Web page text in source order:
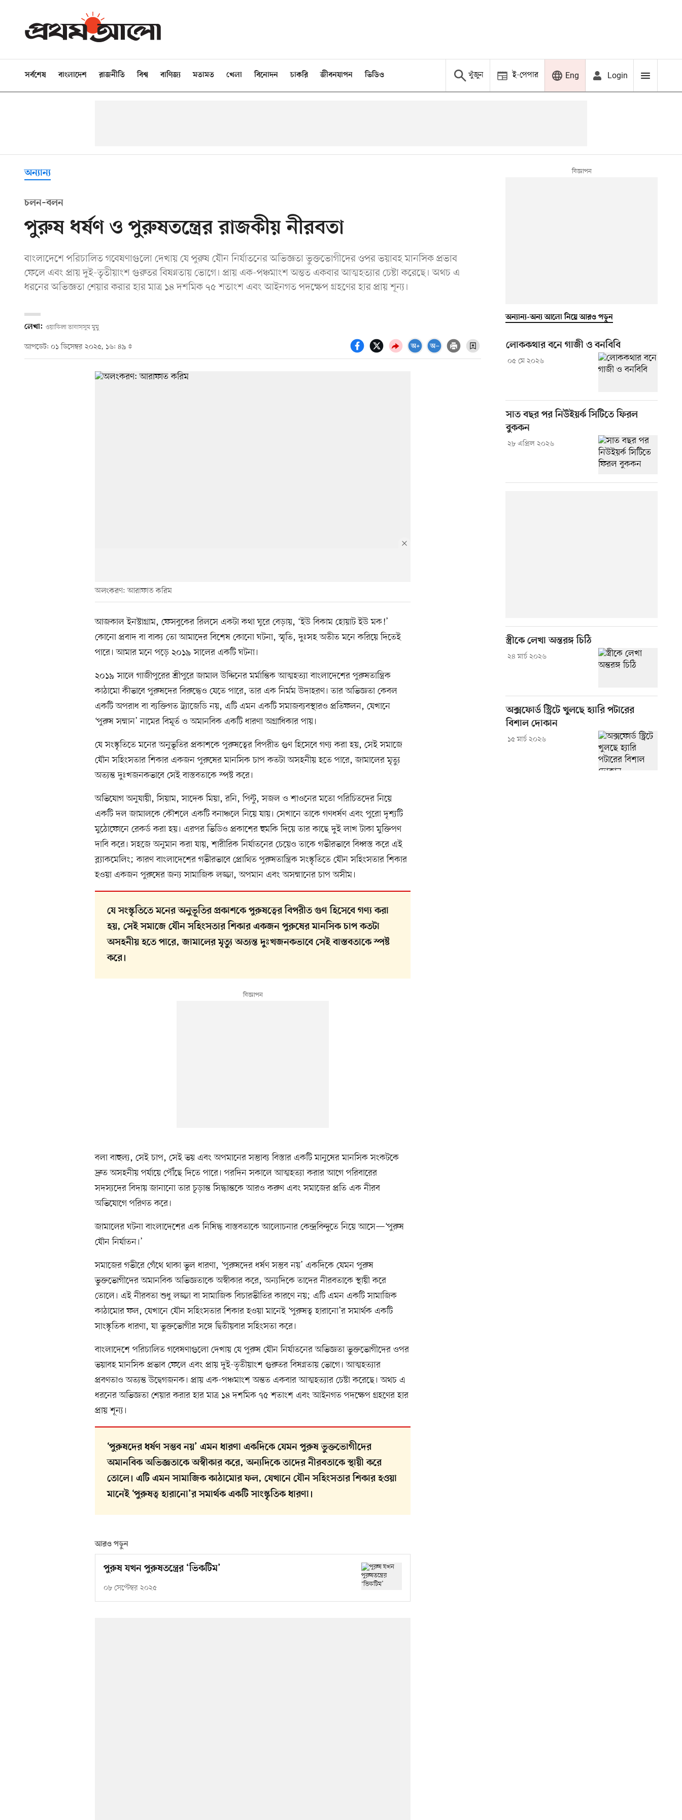
সর্বশেষ বাংলাদেশ রাজনীতি বিশ্ব বাণিজ্য মতামত খেলা বিনোদন চাকরি জীবনযাপন ভিডিও খুঁজুন ই-পেপার Eng Login
অন্যান্য
চলন–বলন
পুরুষ ধর্ষণ ও পুরুষতন্ত্রের রাজকীয় নীরবতা
বাংলাদেশে পরিচালিত গবেষণাগুলো দেখায় যে পুরুষ যৌন নির্যাতনের অভিজ্ঞতা ভুক্তভোগীদের ওপর ভয়াবহ মানসিক প্রভাব
ফেলে এবং প্রায় দুই-তৃতীয়াংশ গুরুতর বিষণ্নতায় ভোগে। প্রায় এক-পঞ্চমাংশ অন্তত একবার আত্মহত্যার চেষ্টা করেছে। অথচ এ
ধরনের অভিজ্ঞতা শেয়ার করার হার মাত্র ১৪ দশমিক ৭৫ শতাংশ এবং আইনগত পদক্ষেপ গ্রহণের হার প্রায় শূন্য।
লেখা: ওয়াকিলা তাবাসসুম মুমু
আপডেট: ০১ ডিসেম্বর ২০২৫, ১৬: ৪৯
অলংকরণ: আরাফাত করিম
আজকাল ইনস্টাগ্রাম, ফেসবুকের রিলসে একটা কথা ঘুরে বেড়ায়, ‘ইউ বিকাম হোয়াট ইউ মক!’
কোনো প্রবাদ বা বাক্য তো আমাদের বিশেষ কোনো ঘটনা, স্মৃতি, দুঃসহ অতীত মনে করিয়ে দিতেই
পারে। আমার মনে পড়ে ২০১৯ সালের একটি ঘটনা।
২০১৯ সালে গাজীপুরের শ্রীপুরে জামাল উদ্দিনের মর্মান্তিক আত্মহত্যা বাংলাদেশের পুরুষতান্ত্রিক
কাঠামো কীভাবে পুরুষদের বিরুদ্ধেও যেতে পারে, তার এক নির্মম উদাহরণ। তার অভিজ্ঞতা কেবল
একটি অপরাধ বা ব্যক্তিগত ট্র্যাজেডি নয়, এটি এমন একটি সমাজব্যবস্থারও প্রতিফলন, যেখানে
‘পুরুষ সম্মান’ নামের বিমূর্ত ও অমানবিক একটি ধারণা অগ্রাধিকার পায়।
যে সংস্কৃতিতে মনের অনুভূতির প্রকাশকে পুরুষত্বের বিপরীত গুণ হিসেবে গণ্য করা হয়, সেই সমাজে
যৌন সহিংসতার শিকার একজন পুরুষের মানসিক চাপ কতটা অসহনীয় হতে পারে, জামালের মৃত্যু
অত্যন্ত দুঃখজনকভাবে সেই বাস্তবতাকে স্পষ্ট করে।
অভিযোগ অনুযায়ী, সিয়াম, সাদেক মিয়া, রনি, পিন্টু, সজল ও শাওনের মতো পরিচিতদের নিয়ে
একটি দল জামালকে কৌশলে একটি বনাঞ্চলে নিয়ে যায়। সেখানে তাকে গণধর্ষণ এবং পুরো দৃশ্যটি
মুঠোফোনে রেকর্ড করা হয়। এরপর ভিডিও প্রকাশের হুমকি দিয়ে তার কাছে দুই লাখ টাকা মুক্তিপণ
দাবি করে। সহজে অনুমান করা যায়, শারীরিক নির্যাতনের চেয়েও তাকে গভীরভাবে বিধ্বস্ত করে এই
ব্ল্যাকমেলিং; কারণ বাংলাদেশের গভীরভাবে প্রোথিত পুরুষতান্ত্রিক সংস্কৃতিতে যৌন সহিংসতার শিকার
হওয়া একজন পুরুষের জন্য সামাজিক লজ্জা, অপমান এবং অসম্মানের চাপ অসীম।
যে সংস্কৃতিতে মনের অনুভূতির প্রকাশকে পুরুষত্বের বিপরীত গুণ হিসেবে গণ্য করা
হয়, সেই সমাজে যৌন সহিংসতার শিকার একজন পুরুষের মানসিক চাপ কতটা
অসহনীয় হতে পারে, জামালের মৃত্যু অত্যন্ত দুঃখজনকভাবে সেই বাস্তবতাকে স্পষ্ট
করে।
বলা বাহুল্য, সেই চাপ, সেই ভয় এবং অপমানের সম্ভাব্য বিস্তার একটি মানুষের মানসিক সংকটকে
দ্রুত অসহনীয় পর্যায়ে পৌঁছে দিতে পারে। পরদিন সকালে আত্মহত্যা করার আগে পরিবারের
সদস্যদের বিদায় জানানো তার চূড়ান্ত সিদ্ধান্তকে আরও করুণ এবং সমাজের প্রতি এক নীরব
অভিযোগে পরিণত করে।
জামালের ঘটনা বাংলাদেশের এক নিষিদ্ধ বাস্তবতাকে আলোচনার কেন্দ্রবিন্দুতে নিয়ে আসে—‘পুরুষ
যৌন নির্যাতন।’
সমাজের গভীরে গেঁথে থাকা ভুল ধারণা, ‘পুরুষদের ধর্ষণ সম্ভব নয়’ একদিকে যেমন পুরুষ
ভুক্তভোগীদের অমানবিক অভিজ্ঞতাকে অস্বীকার করে, অন্যদিকে তাদের নীরবতাকে স্থায়ী করে
তোলে। এই নীরবতা শুধু লজ্জা বা সামাজিক বিচারভীতির কারণে নয়; এটি এমন একটি সামাজিক
কাঠামোর ফল, যেখানে যৌন সহিংসতার শিকার হওয়া মানেই ‘পুরুষত্ব হারানো’র সমার্থক একটি
সাংস্কৃতিক ধারণা, যা ভুক্তভোগীর সঙ্গে দ্বিতীয়বার সহিংসতা করে।
বাংলাদেশে পরিচালিত গবেষণাগুলো দেখায় যে পুরুষ যৌন নির্যাতনের অভিজ্ঞতা ভুক্তভোগীদের ওপর
ভয়াবহ মানসিক প্রভাব ফেলে এবং প্রায় দুই-তৃতীয়াংশ গুরুতর বিষণ্নতায় ভোগে। আত্মহত্যার
প্রবণতাও অত্যন্ত উদ্বেগজনক। প্রায় এক-পঞ্চমাংশ অন্তত একবার আত্মহত্যার চেষ্টা করেছে। অথচ এ
ধরনের অভিজ্ঞতা শেয়ার করার হার মাত্র ১৪ দশমিক ৭৫ শতাংশ এবং আইনগত পদক্ষেপ গ্রহণের হার
প্রায় শূন্য।
‘পুরুষদের ধর্ষণ সম্ভব নয়’ এমন ধারণা একদিকে যেমন পুরুষ ভুক্তভোগীদের
অমানবিক অভিজ্ঞতাকে অস্বীকার করে, অন্যদিকে তাদের নীরবতাকে স্থায়ী করে
তোলে। এটি এমন সামাজিক কাঠামোর ফল, যেখানে যৌন সহিংসতার শিকার হওয়া
মানেই ‘পুরুষত্ব হারানো’র সমার্থক একটি সাংস্কৃতিক ধারণা।
আরও পড়ুন
পুরুষ যখন পুরুষতন্ত্রের ‘ভিকটিম’
০৮ সেপ্টেম্বর ২০২৫
অন্যান্য-অন্য আলো নিয়ে আরও পড়ুন
লোককথার বনে গাজী ও বনবিবি
০৫ মে ২০২৬
সাত বছর পর নিউইয়র্ক সিটিতে ফিরল
বুককন
২৮ এপ্রিল ২০২৬
স্ত্রীকে লেখা অন্তরঙ্গ চিঠি
২৪ মার্চ ২০২৬
অক্সফোর্ড স্ট্রিটে খুলছে হ্যারি পটারের
বিশাল দোকান
১৫ মার্চ ২০২৬